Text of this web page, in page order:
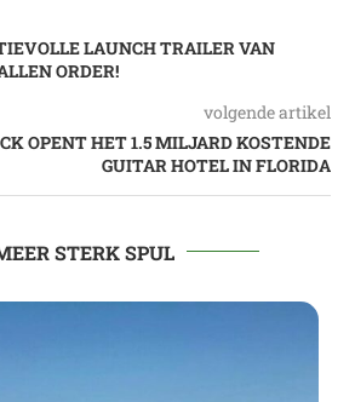
LAUNCH TRAILER VAN
ORDER!
volgende artikel
OPENT HET 1.5 MILJARD KOSTENDE
GUITAR HOTEL IN FLORIDA
STERK SPUL